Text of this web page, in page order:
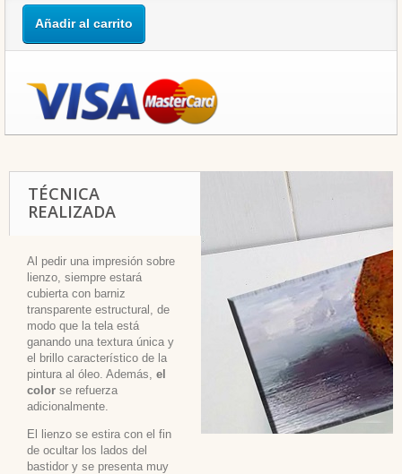
Añadir al carrito
TÉCNICA
REALIZADA
Al pedir una impresión sobre
lienzo, siempre estará
cubierta con barniz
transparente estructural, de
modo que la tela está
ganando una textura única y
el brillo característico de la
pintura al óleo. Además, el
color se refuerza
adicionalmente.
El lienzo se estira con el fin
de ocultar los lados del
bastidor y se presenta muy